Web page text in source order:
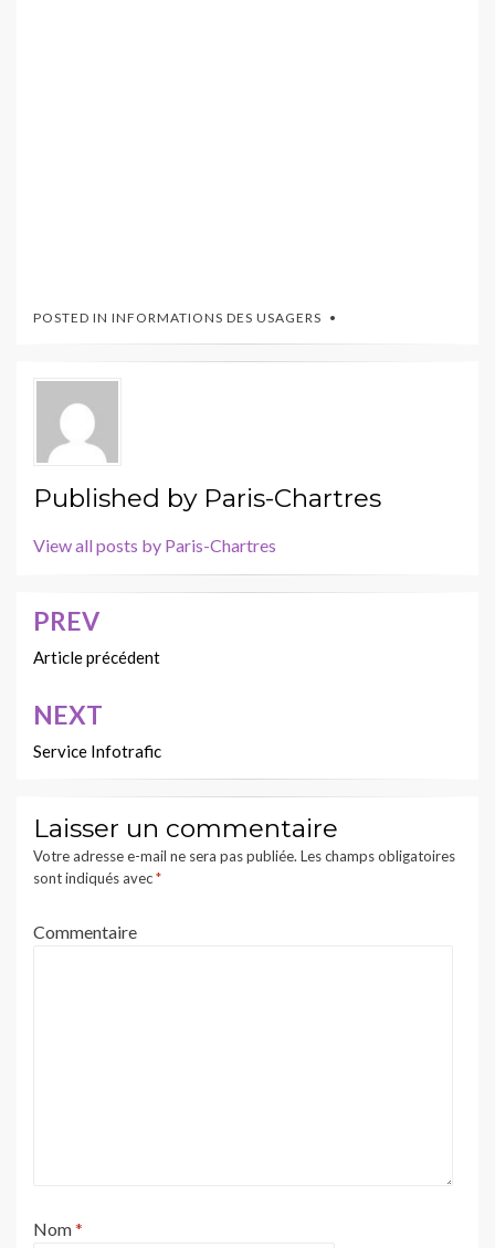
POSTED IN INFORMATIONS DES USAGERS
Published by Paris-Chartres
View all posts by Paris-Chartres
Navigation
de
l’article
PREV
Article précédent
NEXT
Service Infotrafic
Laisser un commentaire
Votre adresse e-mail ne sera pas publiée. Les champs obligatoires
sont indiqués avec*
Commentaire
Nom*